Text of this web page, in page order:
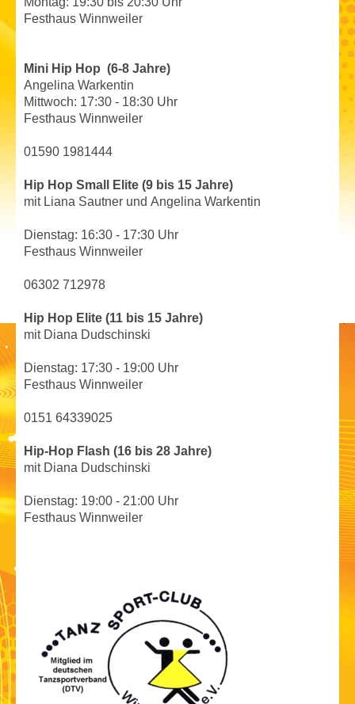
Festhaus Winnweiler
Mini Hip Hop (6-8 Jahre)
Angelina Warkentin
Mittwoch: 17:30 - 18:30 Uhr
Festhaus Winnweiler
01590 1981444
Hip Hop Small Elite (9 bis 15 Jahre)
mitLiana Sautner und Angelina Warkentin
Dienstag: 16:30 - 17:30 Uhr
Festhaus Winnweiler
06302 712978
Hip Hop Elite (11 bis 15 Jahre)
mit Diana Dudschinski
Dienstag: 17:30 - 19:00 Uhr
Festhaus Winnweiler
0151 64339025
Hip-Hop Flash (16 bis 28 Jahre)
mit Diana Dudschinski
Dienstag: 19:00 - 21:00 Uhr
Festhaus Winnweiler